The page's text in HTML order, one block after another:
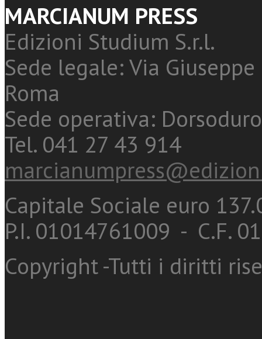
MARCIANUM PRESS
Edizioni Studium S.r.l.
Sede legale: Via
Roma
Sede operativa:
Tel. 041 27 43 914
Capitale Sociale euro
P.I. 01014761009 - C.F.
Copyright -Tutti i diritti